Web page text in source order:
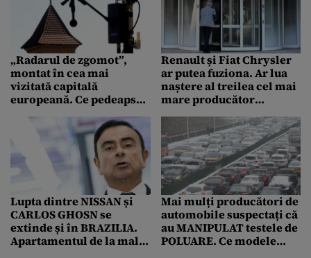
„Radarul de zgomot”,
montat în cea mai
vizitată capitală
europeană. Ce pedeapsă
care produc prea mulți
decibeli
Renault și Fiat Chrysler
ar putea fuziona. Ar lua
naștere al treilea cel mai
mare producător
Lupta dintre NISSAN și
CARLOS GHOSN se
extinde și în BRAZILIA.
Apartamentul de la malul
Mai mulți producători de
automobile suspectați că
au MANIPULAT testele de
POLUARE. Ce modele